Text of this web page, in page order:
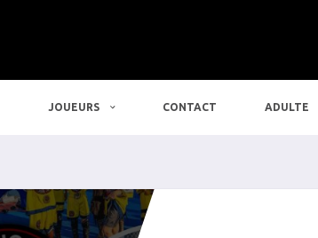
JOUEURS CONTACT ADULTE